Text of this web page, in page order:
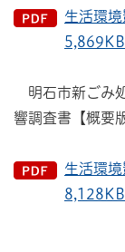
生活環
5,869KB
明石市新ごみ
響調査書【概要
生活環
8,128KB